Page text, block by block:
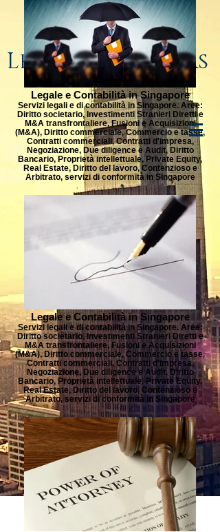
Lenge & Partners
Legale e Contabilità in Singapore
Servizi legali e di contabilità in Singapore. Aree:
Diritto societario, Investimenti Stranieri Diretti e
M&A transfrontaliere, Fusioni e Acquisizioni
(M&A), Diritto commerciale, Commercio e tasse,
Contratti commerciali, Contratti d'impresa,
Negoziazione, Due diligence e Audit, Diritto
Bancario, Proprietà intellettuale, Private Equity,
Real Estate, Diritto del lavoro, Contenzioso e
Arbitrato, servizi di conformità in Singapore
Legale e Contabilità in Singapore
Servizi legali e di contabilità in Singapore. Aree:
Diritto societario, Investimenti Stranieri Diretti e
M&A transfrontaliere, Fusioni e Acquisizioni
(M&A), Diritto commerciale, Commercio e tasse,
Contratti commerciali, Contratti d'impresa,
Negoziazione, Due diligence e Audit, Diritto
Bancario, Proprietà intellettuale, Private Equity,
Real Estate, Diritto del lavoro, Contenzioso e
Arbitrato, servizi di conformità in Singapore